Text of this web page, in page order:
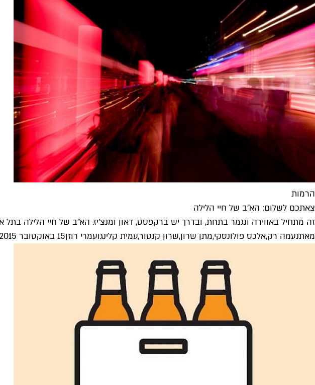
הרמות
צאתכם לשלום: הא"ב של חיי הלילה
זה מתחיל באווירה ונגמר בתחת, ובדרך יש ברקפסט, דאון ומנצ'יז. הא"ב של חיי הלילה בתל
מאתנעמה רק,אלכס פולונסקי,מתן שרון,שרון קנטור,עמית קלינגועמרי רוזן15 באוקטובר 2015